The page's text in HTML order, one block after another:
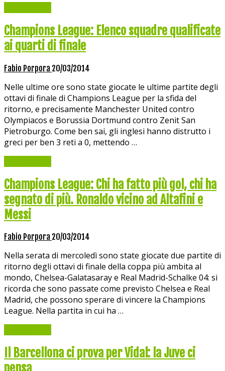
Champions League: Elenco squadre qualificate
ai quarti di finale
Fabio Porpora 20/03/2014
Nelle ultime ore sono state giocate le ultime partite degli
ottavi di finale di Champions League per la sfida del
ritorno, e precisamente Manchester United contro
Olympiacos e Borussia Dortmund contro Zenit San
Pietroburgo. Come ben sai, gli inglesi hanno distrutto i
greci per ben 3 reti a 0, mettendo …
Champions League: Chi ha fatto più gol, chi ha
segnato di più. Ronaldo vicino ad Altafini e
Messi
Fabio Porpora 20/03/2014
Nella serata di mercoledì sono state giocate due partite di
ritorno degli ottavi di finale della coppa più ambita al
mondo, Chelsea-Galatasaray e Real Madrid-Schalke 04: si
ricorda che sono passate come previsto Chelsea e Real
Madrid, che possono sperare di vincere la Champions
League. Nella partita in cui ha …
Il Barcellona ci prova per Vidal: la Juve ci